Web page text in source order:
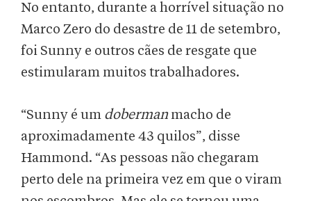
No entanto, durante a horrível situação no
Marco Zero do desastre de 11 de setembro,
foi Sunny e outros cães de resgate que
estimularam muitos trabalhadores.
“Sunny é um dobermanmacho de
aproximadamente 43 quilos”, disse
Hammond. “As pessoas não chegaram
perto dele na primeira vez em que o viram